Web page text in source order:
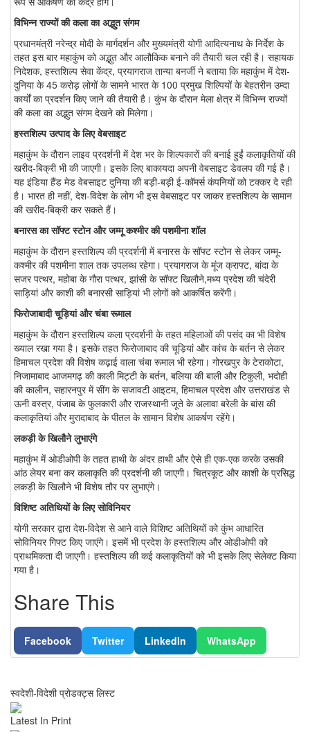
विभिन्न राज्यों की कला का अद्भुत संगम
प्रधानमंत्री नरेन्द्र मोदी के मार्गदर्शन और मुख्यमंत्री योगी आदित्यनाथ के निर्देश के
तहत इस बार महाकुंभ को अद्भुत और आलौकिक बनाने की तैयारी चल रही है। सहायक
निदेशक, हस्तशिल्प सेवा केंद्र, प्रयागराज तान्या बनर्जी ने बताया कि महाकुंभ में देश-
दुनिया के 45 करोड़ लोगों के सामने भारत के 100 प्रमुख शिल्पियों के बेहतरीन उम्दा
कार्यों का प्रदर्शन किए जाने की तैयारी है। कुंभ के दौरान मेला क्षेत्र में विभिन्न राज्यों
की कला का अद्भुत संगम देखने को मिलेगा।
हस्तशिल्प उत्पाद के लिए वेबसाइट
महाकुंभ के दौरान लाइव प्रदर्शनी में देश भर के शिल्पकारों की बनाई हुईं कलाकृतियों की
खरीद-बिक्री भी की जाएगी। इसके लिए बाकायदा अपनी वेबसाइट डेवलप की गई है।
यह इंडिया हैंड मेड वेबसाइट दुनिया की बड़ी-बड़ी ई-कॉमर्स कंपनियों को टक्कर दे रही
है। भारत ही नहीं, देश-विदेश के लोग भी इस वेबसाइट पर जाकर हस्तशिल्प के सामान
की खरीद-बिक्री कर सकते हैं।
बनारस का सॉफ्ट स्टोन और जम्मू कश्मीर की पशमीना शॉल
महाकुंभ के दौरान हस्तशिल्प की प्रदर्शनी में बनारस के सॉफ्ट स्टोन से लेकर जम्मू-
कश्मीर की पशमीना शाल तक उपलब्ध रहेगा। प्रयागराज के मूंज क्राफ्ट, बांदा के
सजर पत्थर, महोबा के गौरा पत्थर, झांसी के सॉफ्ट खिलौने,मध्य प्रदेश की चंदेरी
साड़ियां और काशी की बनारसी साड़ियां भी लोगों को आकर्षित करेंगी।
फिरोजाबादी चूड़ियां और चंबा रूमाल
महाकुंभ के दौरान हस्तशिल्प कला प्रदर्शनी के तहत महिलाओं की पसंद का भी विशेष
ख्याल रखा गया है। इसके तहत फिरोजाबाद की चूड़ियां और कांच के बर्तन से लेकर
हिमाचल प्रदेश की विशेष कढ़ाई वाला चंबा रूमाल भी रहेगा। गोरखपुर के टेराकोटा,
निजामाबाद आजमगढ़ की काली मिट्टी के बर्तन, बलिया की बाली और टिकुली, भदोही
की कालीन, सहारनपुर में सींग के सजावटी आइटम, हिमाचल प्रदेश और उत्तराखंड से
ऊनी वस्त्र, पंजाब के फुलकारी और राजस्थानी जूते के अलावा बरेली के बांस की
कलाकृतियां और मुरादाबाद के पीतल के सामान विशेष आकर्षण रहेंगे।
लकड़ी के खिलौने लुभाएंगे
महाकुंभ में ओडीओपी के तहत हाथी के अंदर हाथी और ऐसे ही एक-एक करके उसकी
आंठ लेयर बना कर कलाकृति की प्रदर्शनी की जाएगी। चित्रकूट और काशी के प्रसिद्ध
लकड़ी के खिलौने भी विशेष तौर पर लुभाएंगे।
विशिष्ट अतिथियों के लिए सोविनियर
योगी सरकार द्वारा देश-विदेश से आने वाले विशिष्ट अतिथियों को कुंभ आधारित
सोविनियर गिफ्ट किए जाएंगे। इसमें भी प्रदेश के हस्तशिल्प और ओडीओपी को
प्राथमिकता दी जाएगी। हस्तशिल्प की कई कलाकृतियों को भी इसके लिए सेलेक्ट किया
गया है।
Share This
Facebook Twitter LinkedIn WhatsApp
स्वदेशी-विदेशी प्रोडक्ट्स लिस्ट
Latest In Print